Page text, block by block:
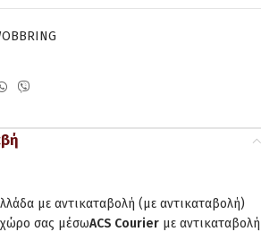
με αντικαταβολή (με αντικαταβολή)
σας μέσωACS Courier με αντικαταβολή